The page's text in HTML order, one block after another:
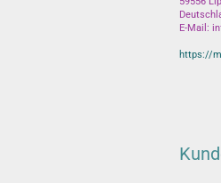
E-Mail:
https://